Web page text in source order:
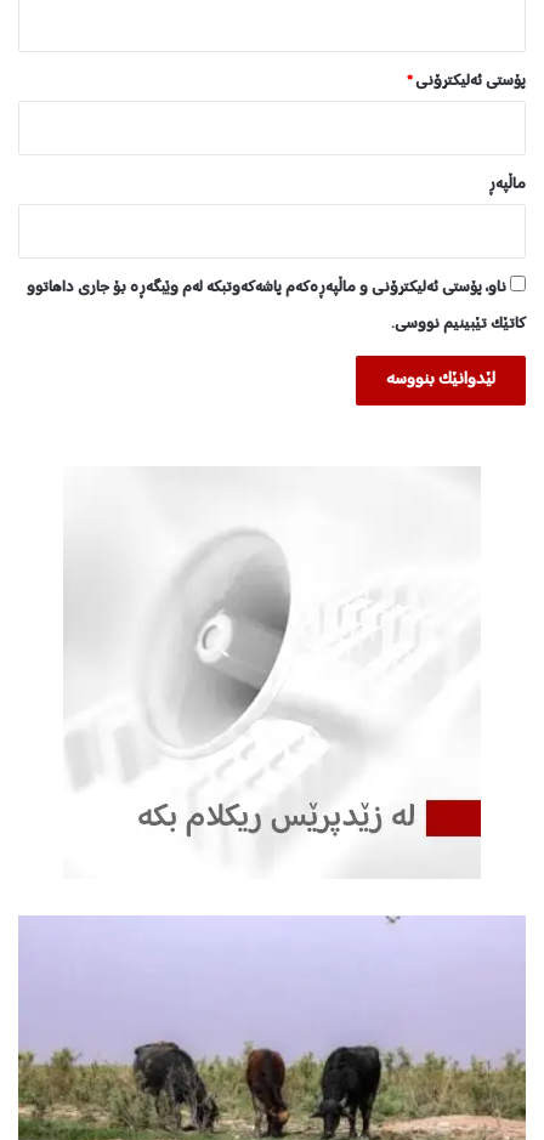
پۆستی ئەلیکترۆنی*
ماڵپه‌ڕ
ناو، پۆستی ئەلیکترۆنی و ماڵپەڕەکەم پاشەکەوتبکە لەم وێبگەڕە بۆ جاری داهاتوو
کاتێک تێبینیم نووسی.